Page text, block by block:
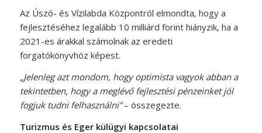
Az Úszó- és Vízilabda Központról elmondta, hogy a
fejlesztéséhez legalább 10 milliárd forint hiányzik, ha a
2021-es árakkal számolnak az eredeti
forgatókönyvhöz képest.
„Jelenleg azt mondom, hogy optimista vagyok abban a
tekintetben, hogy a meglévő fejlesztési pénzeinket jól
fogjuk tudni felhasználni”– összegezte.
Turizmus és Eger külügyi kapcsolatai